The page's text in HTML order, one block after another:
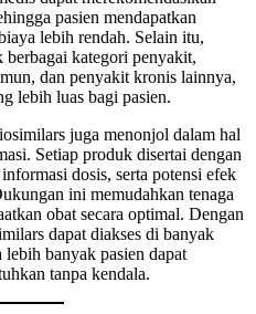
pasien mendapatkan
lebih rendah. Selain itu,
berbagai kategori penyakit,
dan penyakit kronis lainnya,
lebih luas bagi pasien.
juga menonjol dalam hal
Setiap produk disertai dengan
dosis, serta potensi efek
ini memudahkan tenaga
obat secara optimal. Dengan
dapat diakses di banyak
banyak pasien dapat
tanpa kendala.